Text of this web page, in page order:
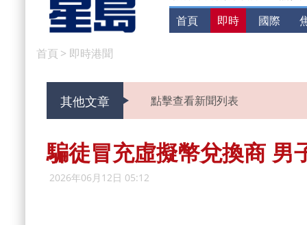
首頁
即時 國際
首頁 > 即時港聞
其他文章 點擊查看新聞列表
騙徒冒充虛擬幣兌換商 男
2026年06月12日 05:12